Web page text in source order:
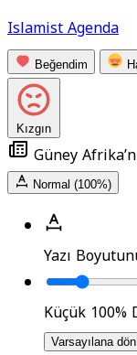
Islamist Agenda
Beğendim
Kızgın
Güney
Normal (100%)
Yazı
Küçük 100%
Varsayılana dön